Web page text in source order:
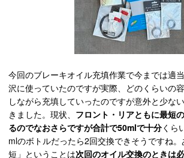
今回のブレーキオイル充填作業で今までは適
沢に使っていたのですが実際、どのくらいの
しながら充填していったのですが意外と少な
きました。現状、 フロント・リアともに最短
るのでなおさらですが合計で50mlで十分くら
mlのボトルだったら2回交換できそうですね
短」ということは次回のオイル交換のときは